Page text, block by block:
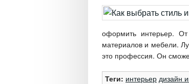
оформить интерьер.
материалов и мебели.
это профессия. Он
Теги: интерьер дизайн